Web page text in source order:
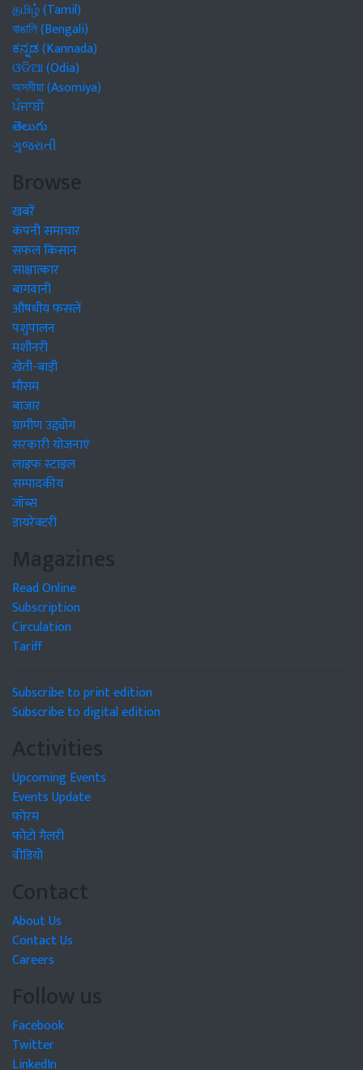
தமிழ் (Tamil)
বাঙালি (Bengali)
ಕನ್ನಡ (Kannada)
ଓଡିଆ (Odia)
অসমীয়া (Asomiya)
ਪੰਜਾਬੀ
తెలుగు
ગુજરાતી
Browse
खबरें
कंपनी समाचार
सफल किसान
साक्षात्कार
बागवानी
औषधीय फसलें
पशुपालन
मशीनरी
खेती-बाड़ी
मौसम
बाजार
ग्रामीण उद्द्योग
सरकारी योजनाएं
लाइफ स्टाइल
सम्पादकीय
जॉब्स
डायरेक्टरी
Magazines
Read Online
Subscription
Circulation
Tariff
Subscribe to print edition
Subscribe to digital edition
Activities
Upcoming Events
Events Update
फोरम
फोटो गैलरी
वीडियो
Contact
About Us
Contact Us
Careers
Follow us
Facebook
Twitter
LinkedIn